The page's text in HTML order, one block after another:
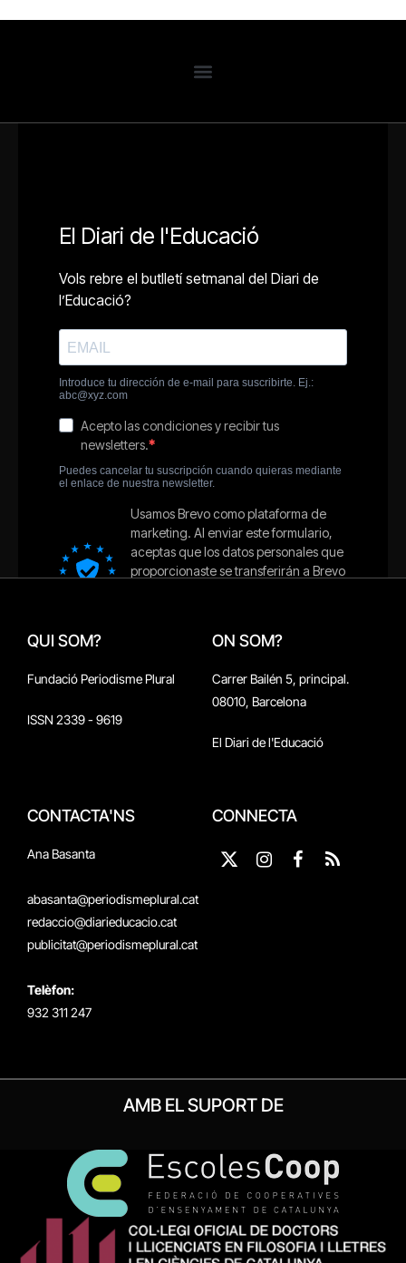
QUI SOM?
Fundació Periodisme Plural
ISSN 2339 - 9619
ON SOM?
Carrer Bailén 5, principal.
08010, Barcelona
El Diari de l'Educació
CONTACTA'NS
Ana Basanta
abasanta@periodismeplural.cat
redaccio@diarieducacio.cat
publicitat@periodismeplural.cat
Telèfon:
932 311 247
CONNECTA
X
Instagram
Facebook
RSS
AMB EL SUPORT DE